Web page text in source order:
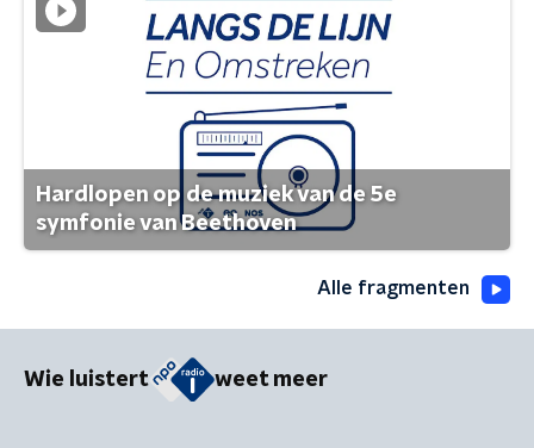
Hardlopen op de muziek van de 5e
symfonie van Beethoven
Alle fragmenten
Wie luistert weet meer